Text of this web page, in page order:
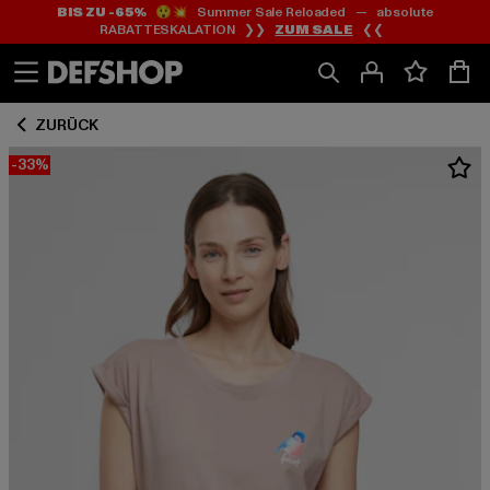
Zum
Inhalt
springen
Zum
Fußzeile
springen
BIS ZU -65%😲💥 Summer Sale Reloaded — absolute
RABATTESKALATION ❯❯ ZUM SALE ❮❮
ZURÜCK
-33%